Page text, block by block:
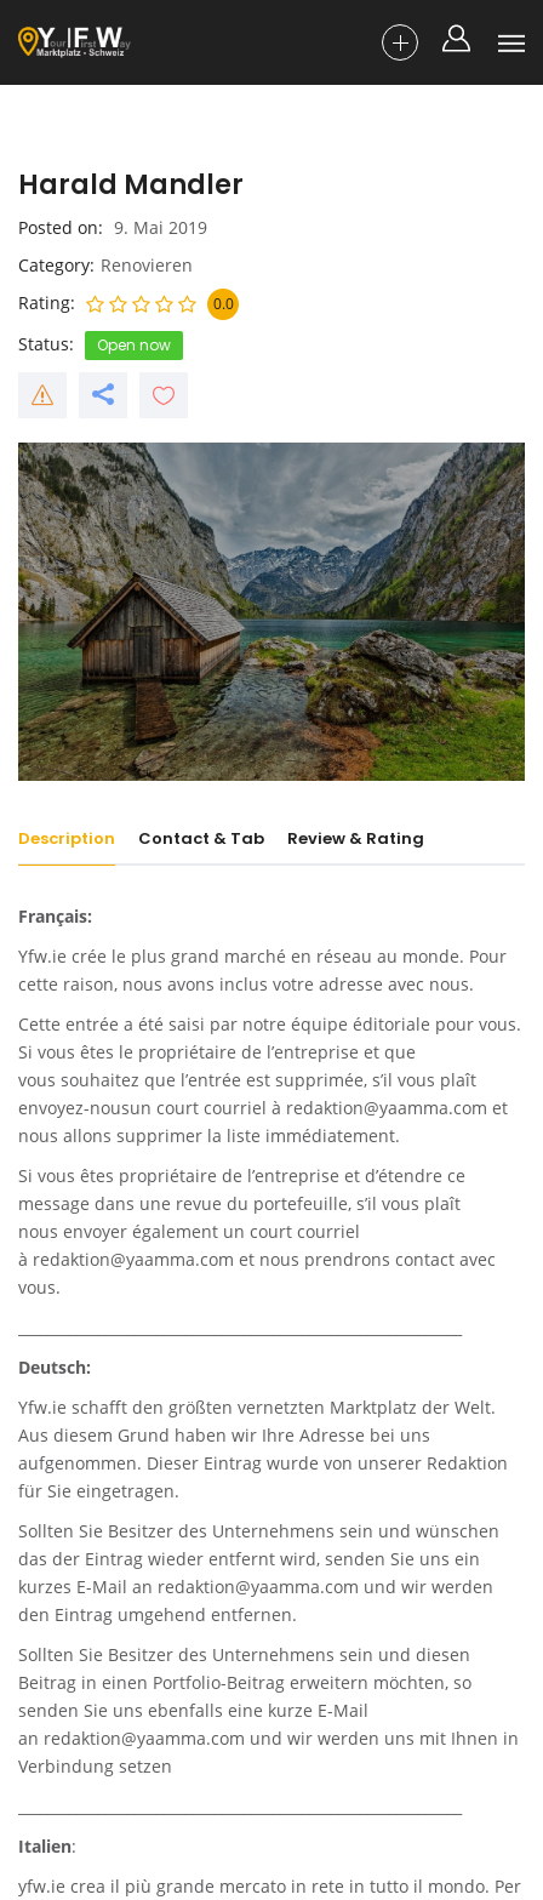
Harald Mandler
Posted on
9. Mai 2019
Category Renovieren
Rating
0.0
Status Open now
Description Contact & Tab Review & Rating
Français:
Yfw.ie crée le plus grand marché en réseau au monde. Pour
cette raison, nous avons inclus votre adresse avec nous.
Cette entrée a été saisi par notre équipe éditoriale pour vous.
Si vous êtes le propriétaire de l’entreprise et que
vous souhaitez que l’entrée est supprimée, s’il vous plaît
envoyez-nousun court courriel à redaktion@yaamma.com et
nous allons supprimer la liste immédiatement.
Si vous êtes propriétaire de l’entreprise et d’étendre ce
message dans une revue du portefeuille, s’il vous plaît
nous envoyer également un court courriel
à redaktion@yaamma.com et nous prendrons contact avec
vous.
Deutsch:
Yfw.ie schafft den größten vernetzten Marktplatz der Welt.
Aus diesem Grund haben wir Ihre Adresse bei uns
aufgenommen. Dieser Eintrag wurde von unserer Redaktion
für Sie eingetragen.
Sollten Sie Besitzer des Unternehmens sein und wünschen
das der Eintrag wieder entfernt wird, senden Sie uns ein
kurzes E-Mail an redaktion@yaamma.com und wir werden
den Eintrag umgehend entfernen.
Sollten Sie Besitzer des Unternehmens sein und diesen
Beitrag in einen Portfolio-Beitrag erweitern möchten, so
senden Sie uns ebenfalls eine kurze E-Mail
an redaktion@yaamma.com und wir werden uns mit Ihnen in
Verbindung setzen
Italien:
yfw.ie crea il più grande mercato in rete in tutto il mondo. Per